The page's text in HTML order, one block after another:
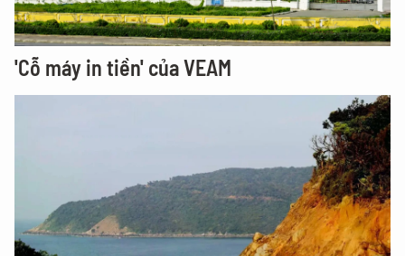
'Cỗ máy in tiền' của VEAM